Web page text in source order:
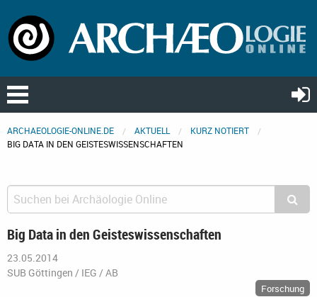
ARCHAEOLOGIE-ONLINE.DE AKTUELL
KURZ NOTIERT
BIG DATA IN DEN GEISTESWISSENSCHAFTEN
Big Data in den Geisteswissenschaften
23.05.2014
SUB Göttingen / IEG / AB
Forschung